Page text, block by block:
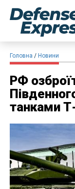
Головна Новини
РФ
танками